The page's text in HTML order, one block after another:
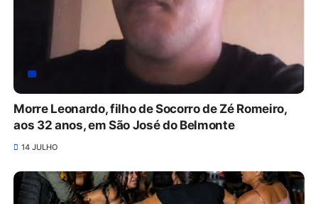
Morre Leonardo, filho de Socorro de Zé Romeiro,
aos 32 anos, em São José do Belmonte
14 JULHO